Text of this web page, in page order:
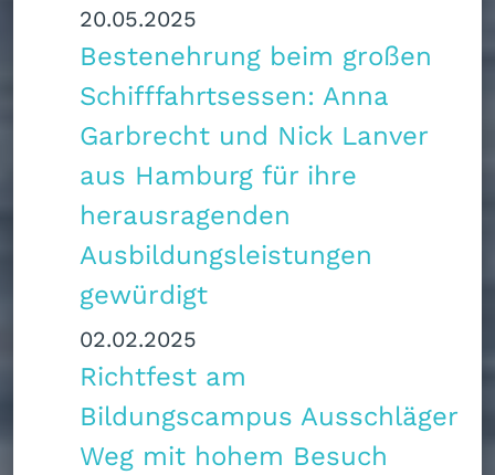
02.02.2025
Richtfest am
Bildungscampus Ausschläger
Weg mit hohem Besuch
20.05.2025
Bestenehrung beim großen
Schifffahrtsessen: Anna
Garbrecht und Nick Lanver
aus Hamburg für ihre
herausragenden
Ausbildungsleistungen
gewürdigt